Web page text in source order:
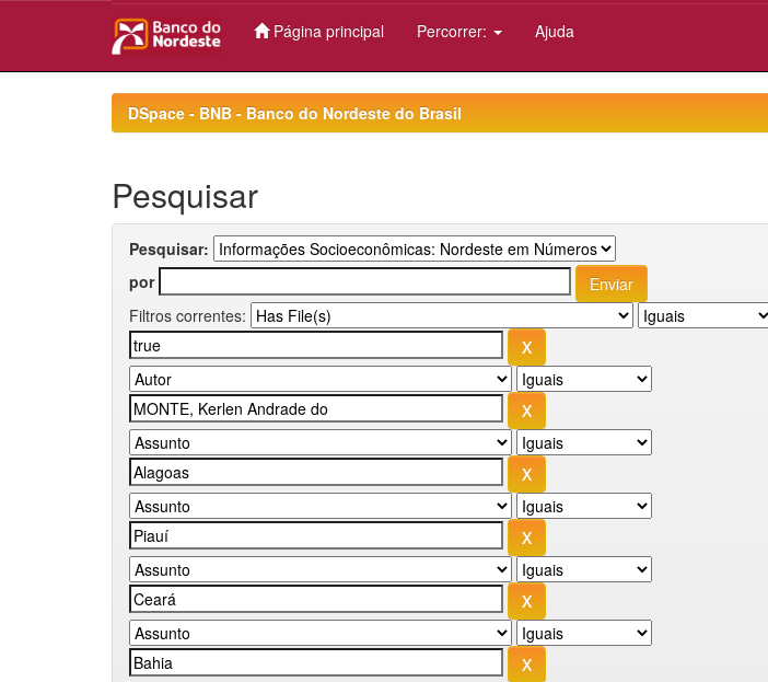
Página principal Percorrer: Ajuda
DSpace - BNB - Banco do Nordeste do Brasil
Pesquisar
Pesquisar:
por
Filtros correntes: